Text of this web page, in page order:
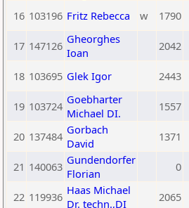
16 103196 Fritz Rebecca w 1790
17 147126 Gheorghes
Ioan
2042
18 103695 Glek Igor 2443
19 103724 Goebharter
Michael DI.
1557
20 137484 Gorbach
David
1371
21 140063 Gundendorfer
Florian
0
22 119936 Haas Michael
Dr. techn.,DI
2065